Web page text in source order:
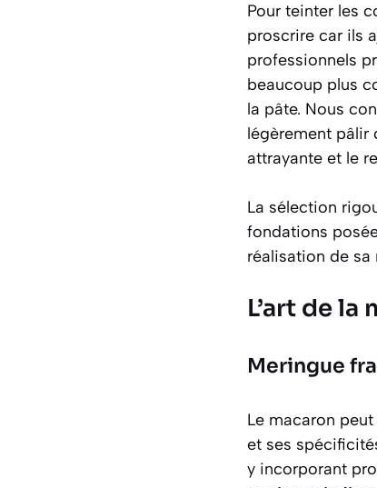
Pour teinter les
proscrire car ils
professionnels
beaucoup plus
la pâte. Nous
légèrement pâlir
attrayante et le
La sélection
fondations
réalisation de sa
L’art de
Meringue
Le macaron
et ses
y incorporant